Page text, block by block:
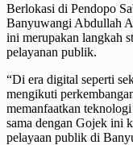
Berlokasi di Pendopo
Banyuwangi Abdullah
ini merupakan langkah
pelayanan publik.
“Di era digital seperti
mengikuti
memanfaatkan
sama dengan Gojek ini
pelayaan publik di